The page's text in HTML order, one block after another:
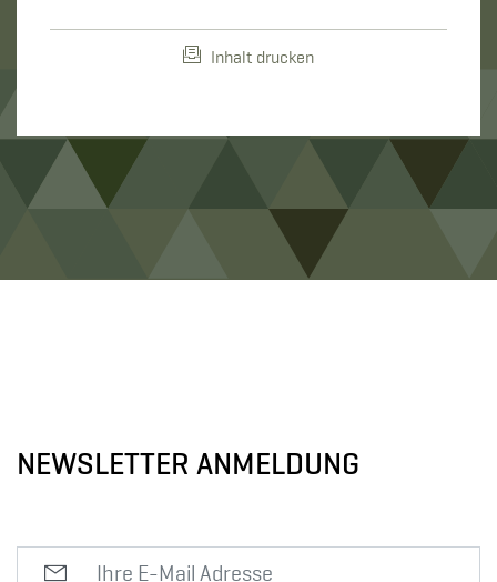
Inhalt drucken
NEWSLETTER ANMELDUNG